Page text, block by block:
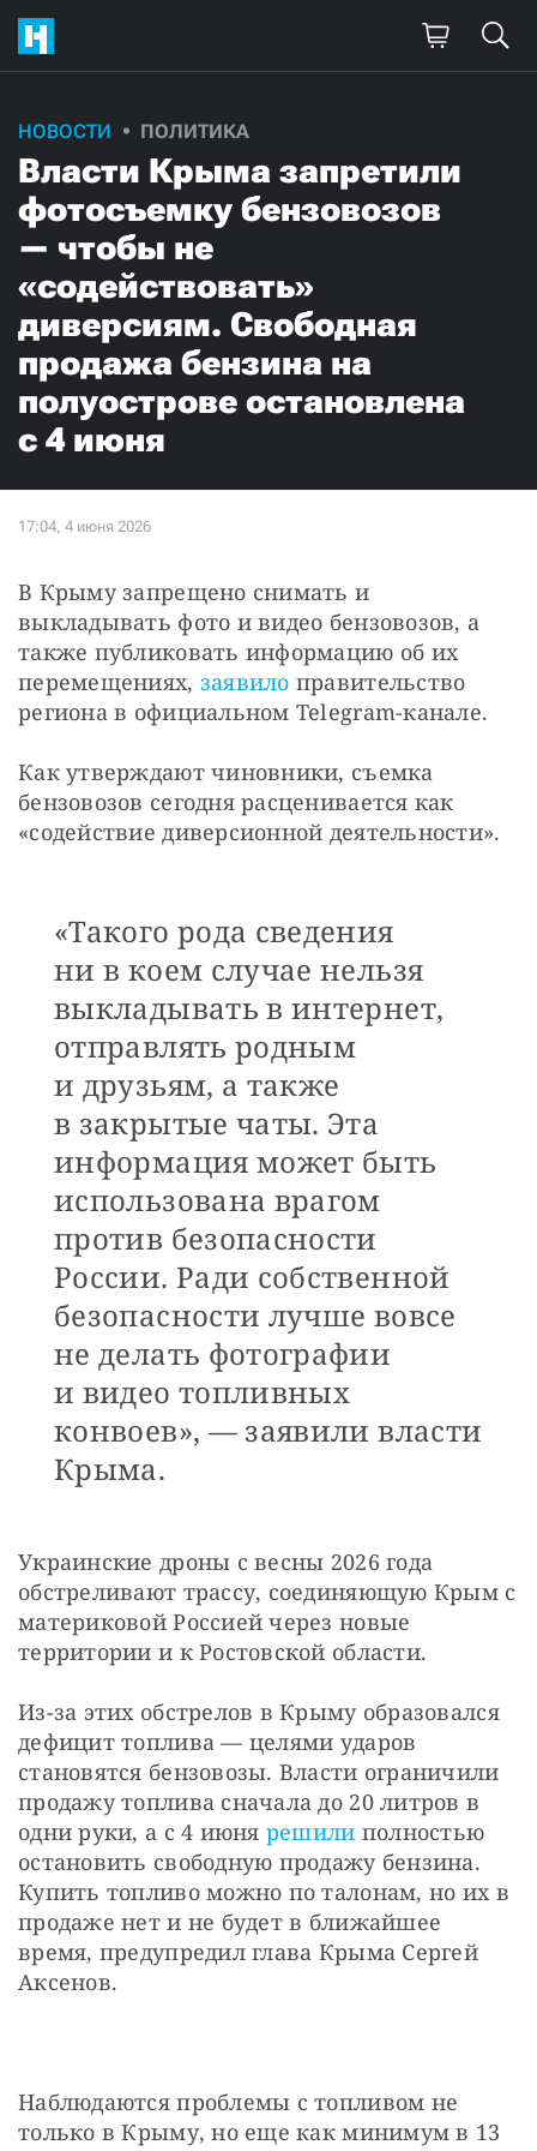
НОВОСТИ ПОЛИТИКА
Власти Крыма запретили
фотосъемку бензовозов
— чтобы не
«содействовать»
диверсиям. Свободная
продажа бензина на
полуострове остановлена
с 4 июня
В Крыму запрещено снимать и
выкладывать фото и видео бензовозов, а
также публиковать информацию об их
перемещениях, заявило правительство
региона в официальном Telegram-канале.
Как утверждают чиновники, съемка
бензовозов сегодня расценивается как
«содействие диверсионной деятельности».
«Такого рода сведения
ни в коем случае нельзя
выкладывать в интернет,
отправлять родным
и друзьям, а также
в закрытые чаты. Эта
информация может быть
использована врагом
против безопасности
России. Ради собственной
безопасности лучше вовсе
не делать фотографии
и видео топливных
конвоев», — заявили власти
Крыма.
Украинские дроны с весны 2026 года
обстреливают трассу, соединяющую Крым с
материковой Россией через новые
территории и к Ростовской области.
Из-за этих обстрелов в Крыму образовался
дефицит топлива — целями ударов
становятся бензовозы. Власти ограничили
продажу топлива сначала до 20 литров в
одни руки, а с 4 июня решили полностью
остановить свободную продажу бензина.
Купить топливо можно по талонам, но их в
продаже нет и не будет в ближайшее
время, предупредил глава Крыма Сергей
Аксенов.
Наблюдаются проблемы с топливом не
только в Крыму, но еще как минимум в 13